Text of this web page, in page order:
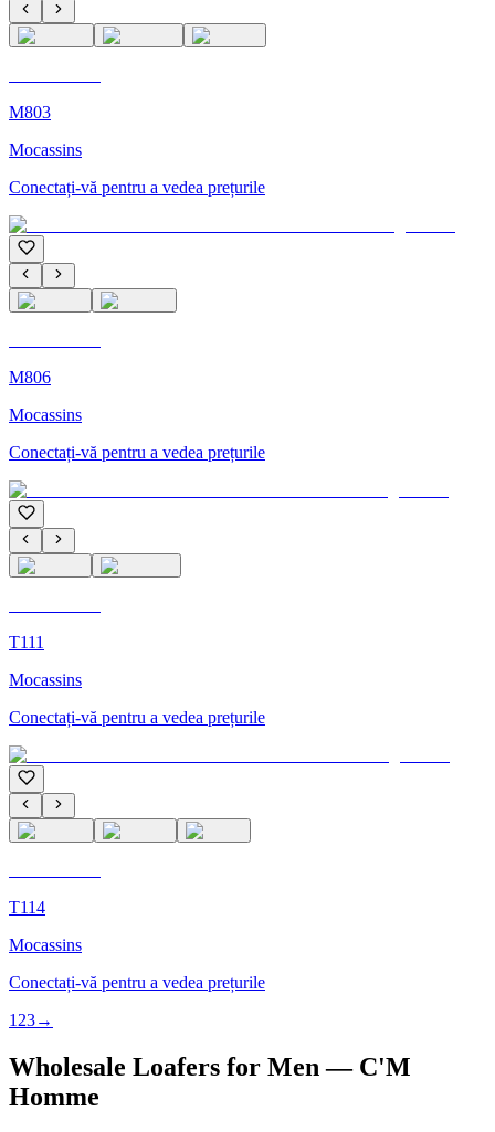
M803
Mocassins
Conectați-vă pentru a vedea prețurile
M806
Mocassins
Conectați-vă pentru a vedea prețurile
T111
Mocassins
Conectați-vă pentru a vedea prețurile
T114
Mocassins
Conectați-vă pentru a vedea prețurile
1 23→
Wholesale Loafers for Men — C'M
Homme